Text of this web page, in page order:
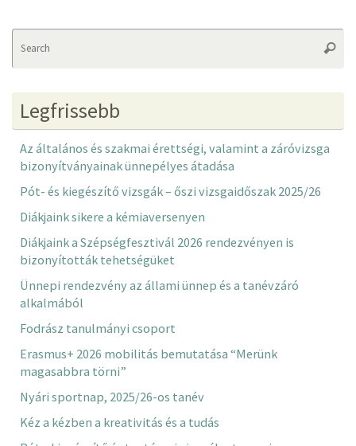
Legfrissebb
Az általános és szakmai érettségi, valamint a záróvizsga
bizonyítványainak ünnepélyes átadása
Pót- és kiegészítő vizsgák – őszi vizsgaidőszak 2025/26
Diákjaink sikere a kémiaversenyen
Diákjaink a Szépségfesztivál 2026 rendezvényen is
bizonyították tehetségüket
Ünnepi rendezvény az állami ünnep és a tanévzáró
alkalmából
Fodrász tanulmányi csoport
Erasmus+ 2026 mobilitás bemutatása “Merünk
magasabbra törni”
Nyári sportnap, 2025/26-os tanév
Kéz a kézben a kreativitás és a tudás